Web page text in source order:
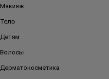
Макияж
Тело
Детям
Волосы
Дерматокосметика